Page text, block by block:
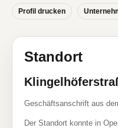
Profil drucken
Standort
Geschäftsanschrift aus
Der Standort konnte in